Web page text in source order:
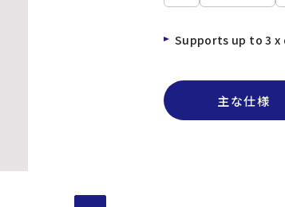
Supports up to 3 x
主な仕様